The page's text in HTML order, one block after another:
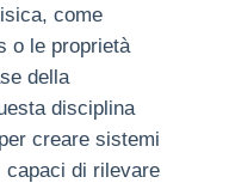
come
o le proprietà
della
disciplina
creare sistemi
capaci di rilevare